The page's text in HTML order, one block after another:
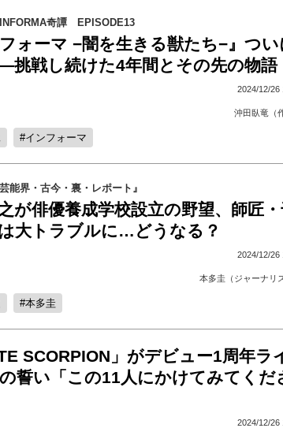
奇譚 EPISODE13
フォーマ −闇を生きる獣たち−』つい
挑戦し続けた4年間とその先の物語
2024/12/26
沖田臥竜（
インフォーマ
能界・古今・裏・レポート』
が俳優養成学校設立の野望、師匠
大トラブルに…どうなる？
2024/12/26
本多圭（ジャーナリ
本多圭
SCORPION」がデビュー1周年ラ
誓い「この11人にかけてみてくだ
2024/12/26